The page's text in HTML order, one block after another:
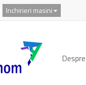
Inchirieri masini